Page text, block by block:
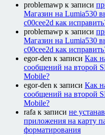
problemawp к записи
Магазин на Lumia530
c00cee2d как
problemawp к записи
Магазин на Lumia530
c00cee2d как
egor-den к записи Как
сообщений на второй
Mobile?
egor-den к записи Как
сообщений на второй
Mobile?
rafa к записи не
приложения на карту
форматирования